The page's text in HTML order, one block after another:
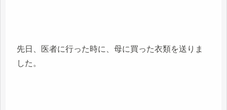
先日、医者に行った時に、母に買った衣類を送りま
した。